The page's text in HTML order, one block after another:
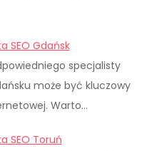
SEO Gdańsk
specjalisty
może być kluczowy
Warto…
SEO Toruń